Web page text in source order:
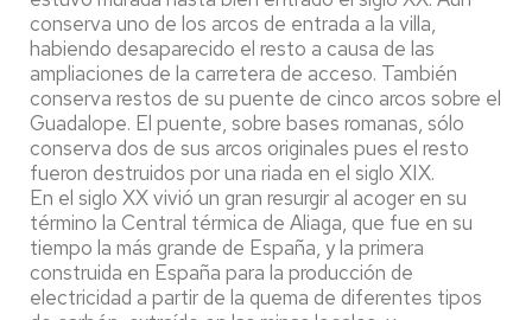
conserva uno de los arcos de entrada a la villa,
habiendo desaparecido el resto a causa de las
ampliaciones de la carretera de acceso. También
conserva restos de su puente de cinco arcos sobre el
Guadalope. El puente, sobre bases romanas, sólo
conserva dos de sus arcos originales pues el resto
fueron destruidos por una riada en el siglo XIX.
En el siglo XX vivió un gran resurgir al acoger en su
término la Central térmica de Aliaga, que fue en su
tiempo la más grande de España, y la primera
construida en España para la producción de
electricidad a partir de la quema de diferentes tipos